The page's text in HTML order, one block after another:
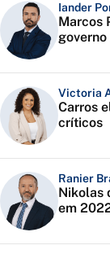
Iander
Marcos
governo
Victoria
Carros
críticos
Ranier
Nikolas
em